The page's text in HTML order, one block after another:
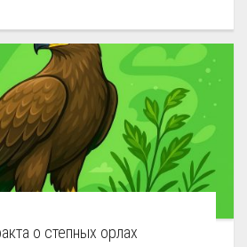
о степных орлах